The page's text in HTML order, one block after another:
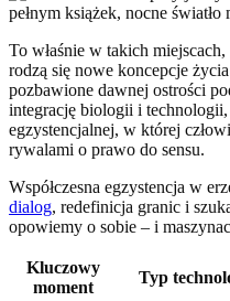
To właśnie w takich
rodzą się nowe koncepcje
pozbawione dawnej ostrości
integrację biologii i
egzystencjalnej, w której
rywalami o prawo do sensu.
Współczesna egzystencja w
dialog, redefinicja granic i
opowiemy o sobie – i
Kluczowy
moment
Typ